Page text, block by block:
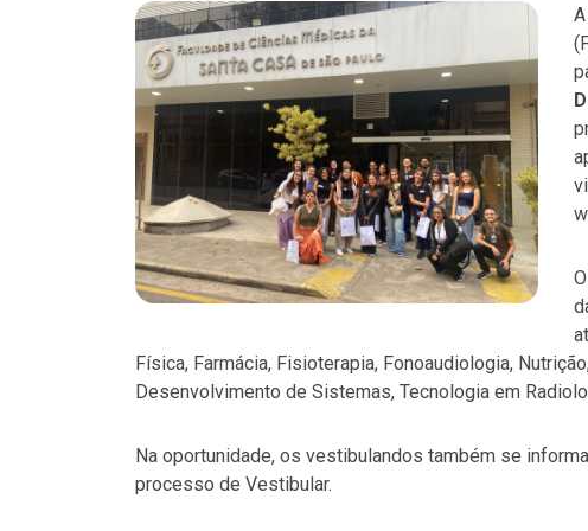
Física, Farmácia, Fisioterapia, Fonoaudiologia,
Desenvolvimento de Sistemas, Tecnologia em
Na oportunidade, os vestibulandos também se
processo de Vestibular.